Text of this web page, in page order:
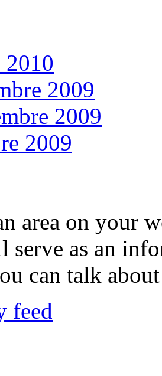
2010
2009
2009
2009
area on your
serve as an
can talk
feed